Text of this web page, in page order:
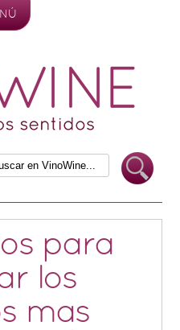
para
los
mas